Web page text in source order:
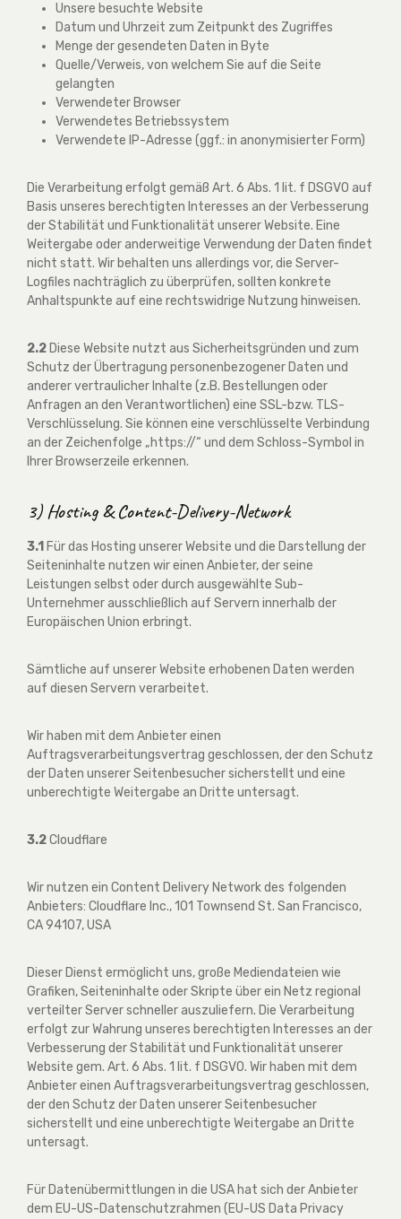
Unsere besuchte Website
Datum und Uhrzeit zum Zeitpunkt des Zugriffes
Menge der gesendeten Daten in Byte
Quelle/Verweis, von welchem Sie auf die Seite
gelangten
Verwendeter Browser
Verwendetes Betriebssystem
Verwendete IP-Adresse (ggf.: in anonymisierter Form)
Die Verarbeitung erfolgt gemäß Art. 6 Abs. 1 lit. f DSGVO auf
Basis unseres berechtigten Interesses an der Verbesserung
der Stabilität und Funktionalität unserer Website. Eine
Weitergabe oder anderweitige Verwendung der Daten findet
nicht statt. Wir behalten uns allerdings vor, die Server-
Logfiles nachträglich zu überprüfen, sollten konkrete
Anhaltspunkte auf eine rechtswidrige Nutzung hinweisen.
2.2 Diese Website nutzt aus Sicherheitsgründen und zum
Schutz der Übertragung personenbezogener Daten und
anderer vertraulicher Inhalte (z.B. Bestellungen oder
Anfragen an den Verantwortlichen) eine SSL-bzw. TLS-
Verschlüsselung. Sie können eine verschlüsselte Verbindung
an der Zeichenfolge „https://“ und dem Schloss-Symbol in
Ihrer Browserzeile erkennen.
3) Hosting & Content-Delivery-Network
3.1 Für das Hosting unserer Website und die Darstellung der
Seiteninhalte nutzen wir einen Anbieter, der seine
Leistungen selbst oder durch ausgewählte Sub-
Unternehmer ausschließlich auf Servern innerhalb der
Europäischen Union erbringt.
Sämtliche auf unserer Website erhobenen Daten werden
auf diesen Servern verarbeitet.
Wir haben mit dem Anbieter einen
Auftragsverarbeitungsvertrag geschlossen, der den Schutz
der Daten unserer Seitenbesucher sicherstellt und eine
unberechtigte Weitergabe an Dritte untersagt.
3.2Cloudflare
Wir nutzen ein Content Delivery Network des folgenden
Anbieters: Cloudflare Inc., 101 Townsend St. San Francisco,
CA 94107, USA
Dieser Dienst ermöglicht uns, große Mediendateien wie
Grafiken, Seiteninhalte oder Skripte über ein Netz regional
verteilter Server schneller auszuliefern. Die Verarbeitung
erfolgt zur Wahrung unseres berechtigten Interesses an der
Verbesserung der Stabilität und Funktionalität unserer
Website gem. Art. 6 Abs. 1 lit. f DSGVO. Wir haben mit dem
Anbieter einen Auftragsverarbeitungsvertrag geschlossen,
der den Schutz der Daten unserer Seitenbesucher
sicherstellt und eine unberechtigte Weitergabe an Dritte
untersagt.
Für Datenübermittlungen in die USA hat sich der Anbieter
dem EU-US-Datenschutzrahmen (EU-US Data Privacy